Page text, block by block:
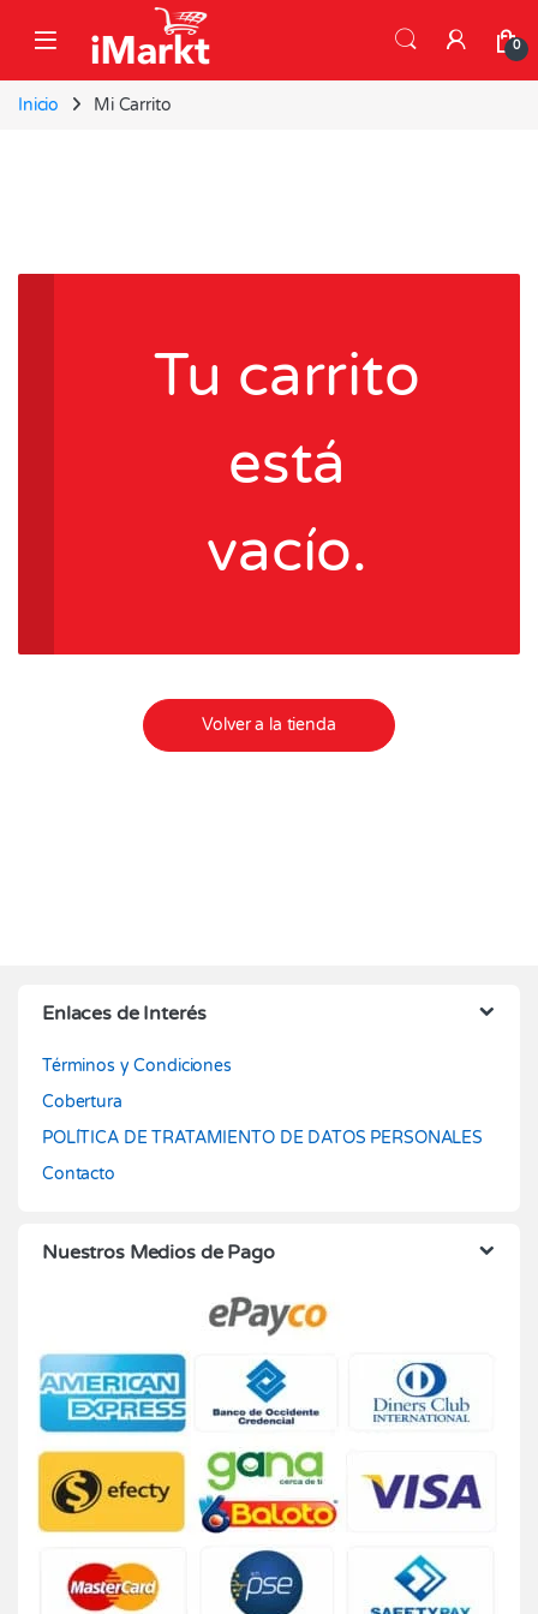
0
Inicio Mi Carrito
Tu carrito
está
vacío.
Volver a la tienda
Enlaces de Interés
Términos y Condiciones
Cobertura
POLÍTICA DE TRATAMIENTO DE DATOS PERSONALES
Contacto
Nuestros Medios de Pago